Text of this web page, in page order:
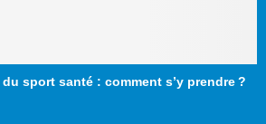
sport santé : comment s’y prendre ?